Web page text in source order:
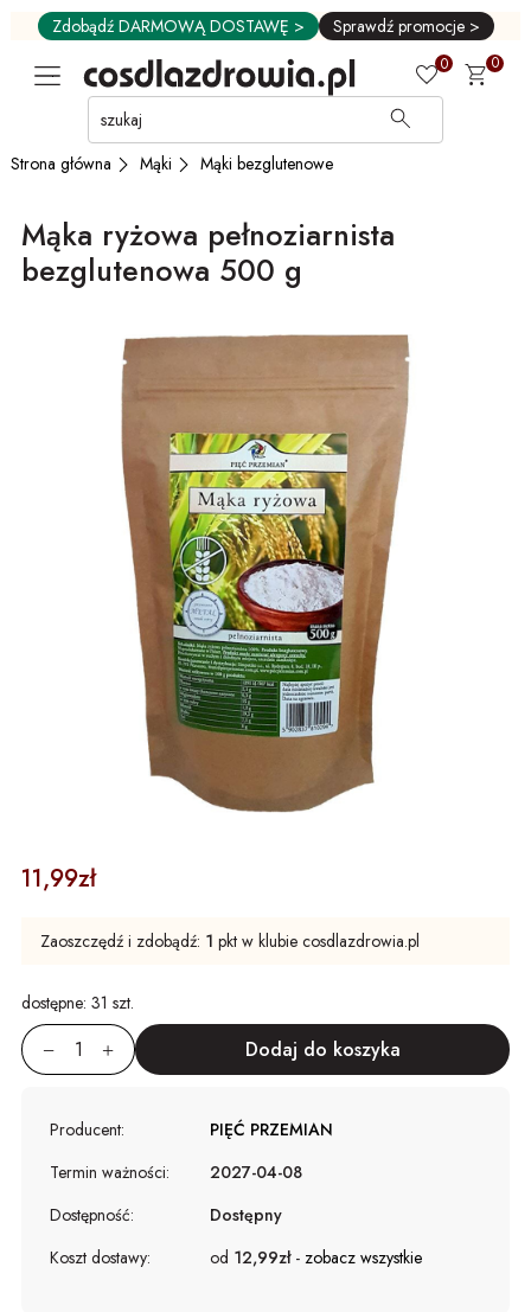
Przejdź
GŁÓWNEJ
ZAWARTOŚCI
MENU
UŻYTKOWNIKA
WYSZUKIWARKI
Zdobądź DARMOWĄ DOSTAWĘ > Sprawdź promocje >
0 0
Strona główna Mąki Mąki bezglutenowe
Mąka ryżowa pełnoziarnista
bezglutenowa 500 g
11,99zł
Zaoszczędź i zdobądź: 1 pkt w klubie cosdlazdrowia.pl
dostępne: 31 szt.
Producent:
PIĘĆ PRZEMIAN
Termin ważności:
2027-04-08
Dostępność:
Dostępny
Koszt dostawy:
od 12,99zł - zobacz wszystkie